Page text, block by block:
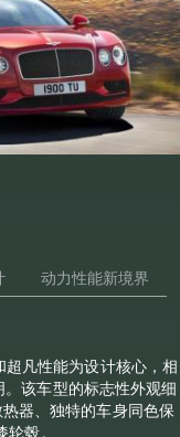
动力性能新境界
凡性能为设计核心，相
该车型的标志性外观细
器、独特的车身同色保
毂。